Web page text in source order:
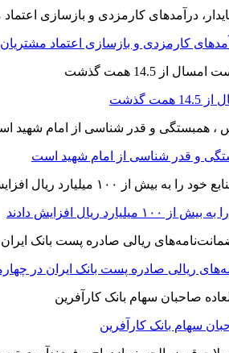
کارمزدی و بازسازی اعتماد مشتریان
و قدر شناسی از امام شهید است
سهام بانک کارآفرین